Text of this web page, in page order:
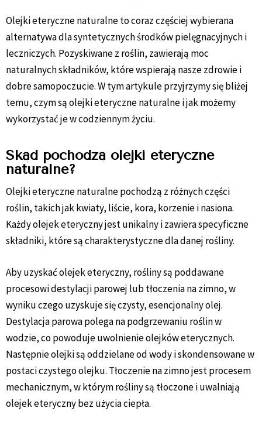
Olejki eteryczne naturalne to coraz częściej wybierana
alternatywa dla syntetycznych środków pielęgnacyjnych i
leczniczych. Pozyskiwane z roślin, zawierają moc
naturalnych składników, które wspierają nasze zdrowie i
dobre samopoczucie. W tym artykule przyjrzymy się bliżej
temu, czym są olejki eteryczne naturalne i jak możemy
wykorzystać je w codziennym życiu.
Skąd pochodzą olejki eteryczne
naturalne?
Olejki eteryczne naturalne pochodzą z różnych części
roślin, takich jak kwiaty, liście, kora, korzenie i nasiona.
Każdy olejek eteryczny jest unikalny i zawiera specyficzne
składniki, które są charakterystyczne dla danej rośliny.
Aby uzyskać olejek eteryczny, rośliny są poddawane
procesowi destylacji parowej lub tłoczenia na zimno, w
wyniku czego uzyskuje się czysty, esencjonalny olej.
Destylacja parowa polega na podgrzewaniu roślin w
wodzie, co powoduje uwolnienie olejków eterycznych.
Następnie olejki są oddzielane od wody i skondensowane w
postaci czystego olejku. Tłoczenie na zimno jest procesem
mechanicznym, w którym rośliny są tłoczone i uwalniają
olejek eteryczny bez użycia ciepła.